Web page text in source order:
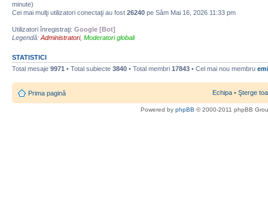
minute)
Cei mai mulţi utilizatori conectaţi au fost 26240 pe Sâm Mai 16, 2026 11:33 pm
Utilizatori înregistraţi: Google [Bot]
Legendă: Administratori, Moderatori globali
STATISTICI
Total mesaje 9971 • Total subiecte 3840 • Total membri 17843 • Cel mai nou membru
Prima pagină Echipa • Şterge
Powered by phpBB © 2000-2011 phpBB